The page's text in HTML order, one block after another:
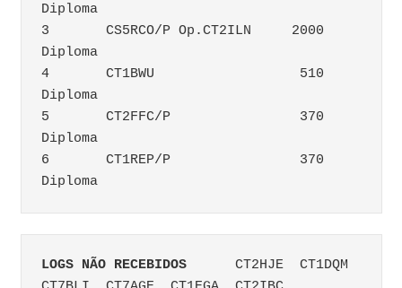
Diploma
3	CS5RCO/P Op.CT2ILN     2000
Diploma
4	CT1BWU		        510
Diploma
5	CT2FFC/P		370
Diploma
6	CT1REP/P		370
Diploma
LOGS NÃO RECEBIDOS